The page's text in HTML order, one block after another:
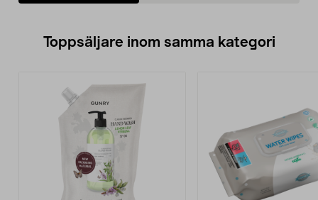
Toppsäljare inom samma kategori